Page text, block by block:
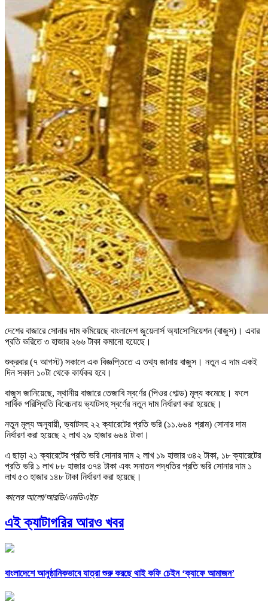
দেশের বাজারে সোনার দাম কমিয়েছে বাংলাদেশ জুয়েলার্স অ্যাসোসিয়েশন (বাজুস)। এবার
প্রতি ভরিতে ৩ হাজার ২৬৬ টাকা কমানো হয়েছে।
শুক্রবার (৭ আগস্ট) সকালে এক বিজ্ঞপ্তিতে এ তথ্য জানায় বাজুস। নতুন এ দাম একই
দিন সকাল ১০টা থেকে কার্যকর হবে।
বাজুস জানিয়েছে, স্থানীয় বাজারে তেজাবি স্বর্ণের (পিওর গোল্ড) মূল্য কমেছে। ফলে
সার্বিক পরিস্থিতি বিবেচনায় ভ্যাটসহ স্বর্ণের নতুন দাম নির্ধারণ করা হয়েছে।
নতুন মূল্য অনুযায়ী, ভ্যাটসহ ২২ ক্যারেটের প্রতি ভরি (১১.৬৬৪ গ্রাম) সোনার দাম
নির্ধারণ করা হয়েছে ২ লাখ ২৯ হাজার ৬৬৪ টাকা।
এ ছাড়া ২১ ক্যারেটের প্রতি ভরি সোনার দাম ২ লাখ ১৯ হাজার ৩৪২ টাকা, ১৮ ক্যারেটের
প্রতি ভরি ১ লাখ ৮৮ হাজার ৩৭৪ টাকা এবং সনাতন পদ্ধতির প্রতি ভরি সোনার দাম ১
লাখ ৫৩ হাজার ১৪৮ টাকা নির্ধারণ করা হয়েছে।
কালের আলো/আরডি/এমডিএইচ
এই ক্যাটাগরির আরও খবর
বাংলাদেশে আনুষ্ঠানিকভাবে যাত্রা শুরু করছে থাই কফি চেইন ‘ক্যাফে আমাজন’